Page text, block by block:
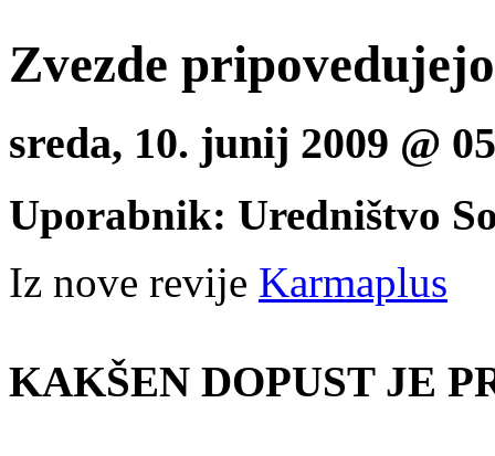
Zvezde pripovedujejo
sreda, 10. junij 2009 @
Uporabnik: Uredništvo
Iz nove revije Karmaplus
KAKŠEN DOPUST JE